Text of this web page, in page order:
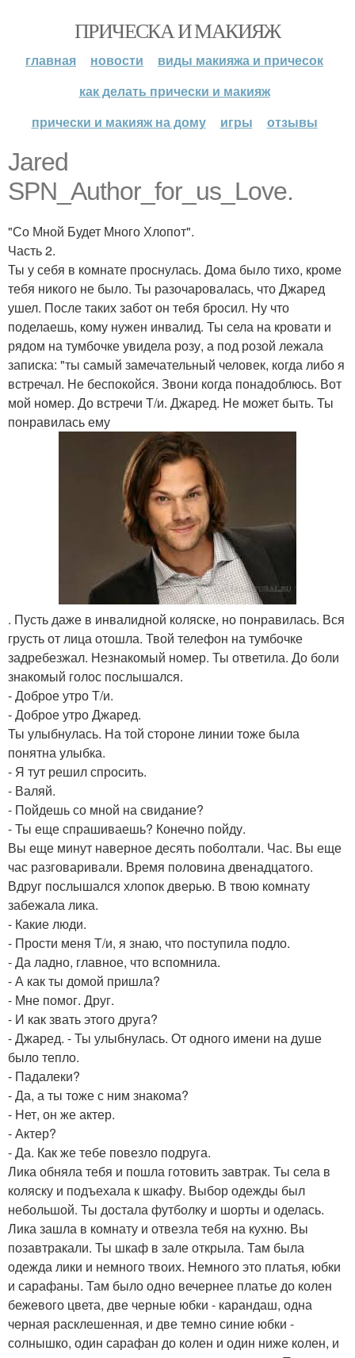
ПРИЧЕСКА И МАКИЯЖ
главная новости
виды макияжа и причесок
как делать прически и макияж
прически и макияж на дому
игры отзывы
Jared
SPN_Author_for_us_Love.
"Со Мной Будет Много Хлопот".
Часть 2.
Ты у себя в комнате проснулась. Дома было тихо, кроме
тебя никого не было. Ты разочаровалась, что Джаред
ушел. После таких забот он тебя бросил. Ну что
поделаешь, кому нужен инвалид. Ты села на кровати и
рядом на тумбочке увидела розу, а под розой лежала
записка: "ты самый замечательный человек, когда либо я
встречал. Не беспокойся. Звони когда понадоблюсь. Вот
мой номер. До встречи Т/и. Джаред. Не может быть. Ты
понравилась ему
. Пусть даже в инвалидной коляске, но понравилась. Вся
грусть от лица отошла. Твой телефон на тумбочке
задребезжал. Незнакомый номер. Ты ответила. До боли
знакомый голос послышался.
- Доброе утро Т/и.
- Доброе утро Джаред.
Ты улыбнулась. На той стороне линии тоже была
понятна улыбка.
- Я тут решил спросить.
- Валяй.
- Пойдешь со мной на свидание?
- Ты еще спрашиваешь? Конечно пойду.
Вы еще минут наверное десять поболтали. Час. Вы еще
час разговаривали. Время половина двенадцатого.
Вдруг послышался хлопок дверью. В твою комнату
забежала лика.
- Какие люди.
- Прости меня Т/и, я знаю, что поступила подло.
- Да ладно, главное, что вспомнила.
- А как ты домой пришла?
- Мне помог. Друг.
- И как звать этого друга?
- Джаред. - Ты улыбнулась. От одного имени на душе
было тепло.
- Падалеки?
- Да, а ты тоже с ним знакома?
- Нет, он же актер.
- Актер?
- Да. Как же тебе повезло подруга.
Лика обняла тебя и пошла готовить завтрак. Ты села в
коляску и подъехала к шкафу. Выбор одежды был
небольшой. Ты достала футболку и шорты и оделась.
Лика зашла в комнату и отвезла тебя на кухню. Вы
позавтракали. Ты шкаф в зале открыла. Там была
одежда лики и немного твоих. Немного это платья, юбки
и сарафаны. Там было одно вечернее платье до колен
бежевого цвета, две черные юбки - карандаш, одна
черная расклешенная, и две темно синие юбки -
солнышко, один сарафан до колен и один ниже колен, и